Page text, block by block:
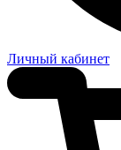
Личный кабинет